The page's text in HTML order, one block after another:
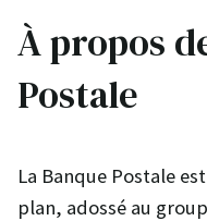
À propos
Postale
La Banque Postale
plan, adossé au